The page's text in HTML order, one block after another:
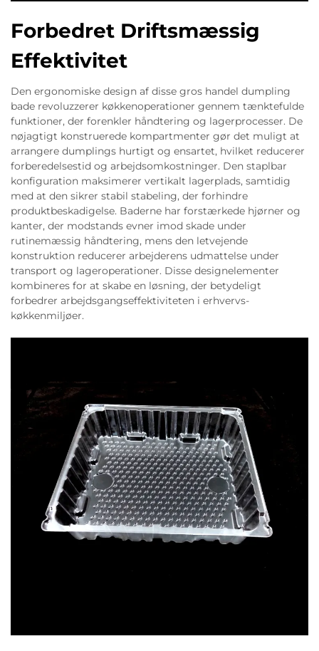
Forbedret Driftsmæssig
Effektivitet
Den ergonomiske design af disse gros handel dumpling
bade revoluzzerer køkkenoperationer gennem tænktefulde
funktioner, der forenkler håndtering og lagerprocesser. De
nøjagtigt konstruerede kompartmenter gør det muligt at
arrangere dumplings hurtigt og ensartet, hvilket reducerer
forberedelsestid og arbejdsomkostninger. Den staplbar
konfiguration maksimerer vertikalt lagerplads, samtidig
med at den sikrer stabil stabeling, der forhindre
produktbeskadigelse. Baderne har forstærkede hjørner og
kanter, der modstands evner imod skade under
rutinemæssig håndtering, mens den letvejende
konstruktion reducerer arbejderens udmattelse under
transport og lageroperationer. Disse designelementer
kombineres for at skabe en løsning, der betydeligt
forbedrer arbejdsgangseffektiviteten i erhvervs-
køkkenmiljøer.